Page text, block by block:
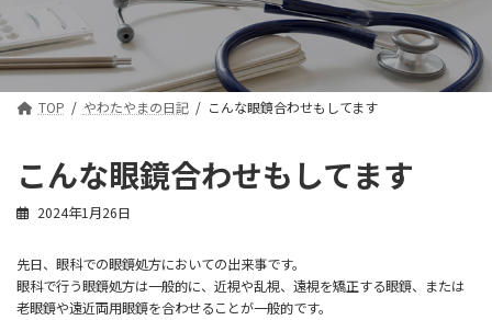
TOP やわたやまの日記 こんな眼鏡合わせもしてます
こんな眼鏡合わせもしてます
2024年1月26日
先日、眼科での眼鏡処方においての出来事です。
眼科で行う眼鏡処方は一般的に、近視や乱視、遠視を矯正する眼鏡、または
老眼鏡や遠近両用眼鏡を合わせることが一般的です。